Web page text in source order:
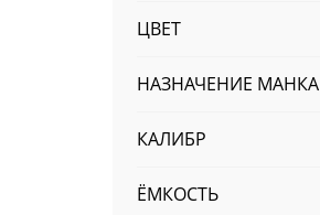
ЦВЕТ
НАЗНАЧЕНИЕ МАНКА
КАЛИБР
ЁМКОСТЬ